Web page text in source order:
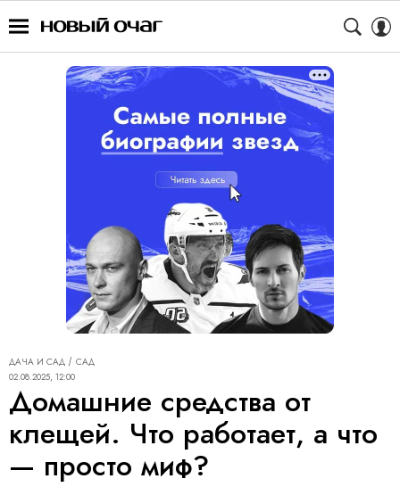
ДАЧА И САД
САД
02.08.2025, 12:00
Домашние средства от
клещей. Что работает, а что
— просто миф?